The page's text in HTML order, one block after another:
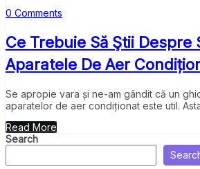
0 Comments
Ce Trebuie Să Ştii Despre
Aparatele De Aer
Se apropie vara și ne-am gândit că un
aparatelor de aer condiționat este util.
Read More
Search